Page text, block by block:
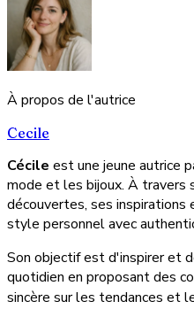
À propos de l'autrice
Cecile
Cécile est une jeune autrice
mode et les bijoux. À travers
découvertes, ses
style personnel avec
Son objectif est d'inspirer et
quotidien en proposant des
sincère sur les tendances et